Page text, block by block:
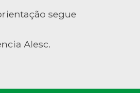
segue
Alesc.